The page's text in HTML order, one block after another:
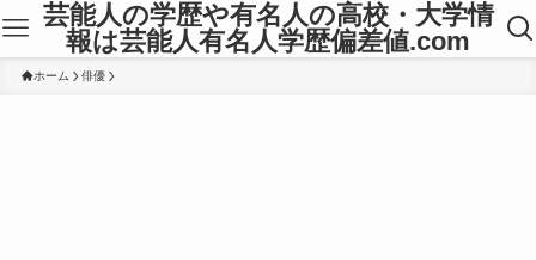
芸能人の学歴や有名人の高校・大学情
報は芸能人有名人学歴偏差値.com
ホーム 俳優